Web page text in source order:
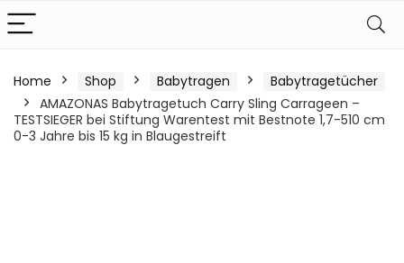
Home Shop Babytragen
Babytragetücher
AMAZONAS Babytragetuch Carry Sling Carrageen –
TESTSIEGER bei Stiftung Warentest mit Bestnote 1,7-510 cm
0-3 Jahre bis 15 kg in Blaugestreift